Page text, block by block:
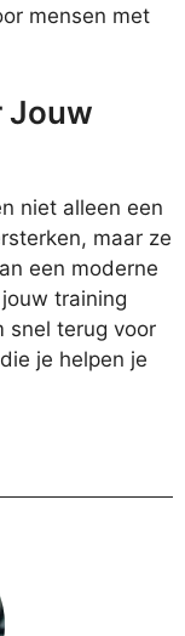
mensen met
Jouw
niet alleen een
maar ze
een moderne
training
snel terug voor
je helpen je